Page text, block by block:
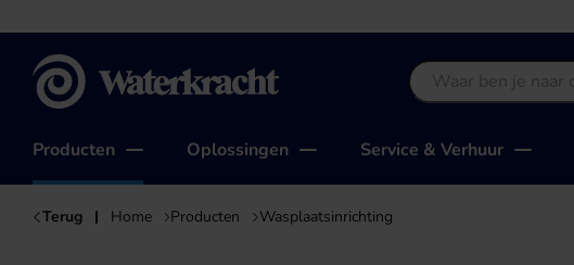
Producten Oplossingen Service & Verhuur
Terug Home Producten Wasplaatsinrichting